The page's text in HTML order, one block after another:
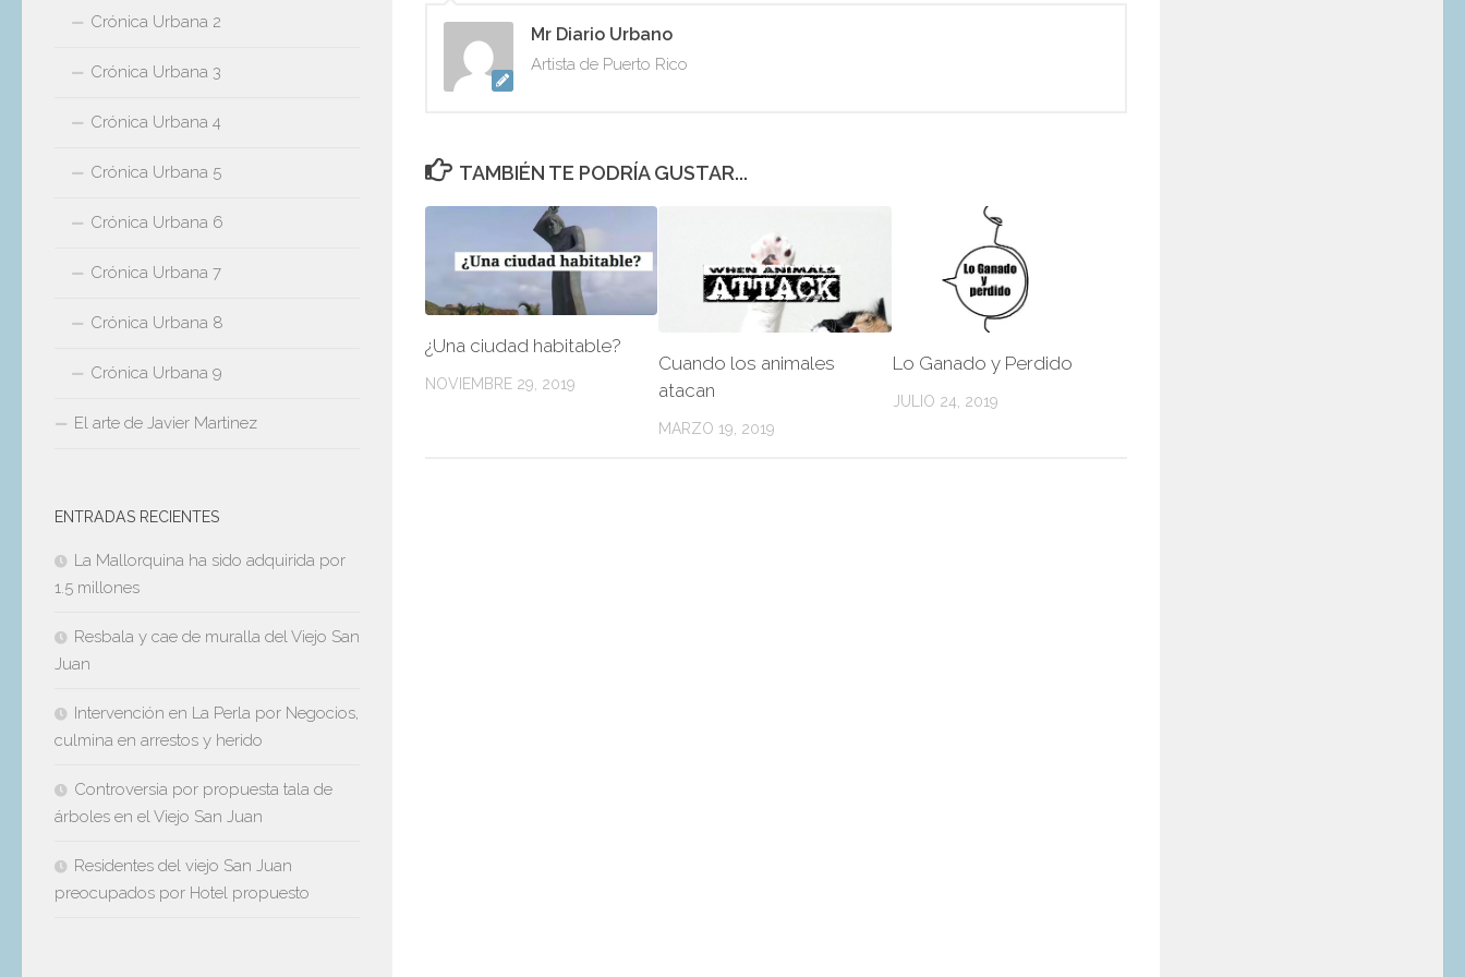
Mr Diario Urbano
Artista de Puerto Rico
TAMBIÉN TE PODRÍA GUSTAR...
¿Una ciudad habitable?
NOVIEMBRE 29, 2019
Cuando los animales
atacan
MARZO 19, 2019
Lo Ganado y Perdido
JULIO 24, 2019
Crónica Urbana 2
Crónica Urbana 3
Crónica Urbana 4
Crónica Urbana 5
Crónica Urbana 6
Crónica Urbana 7
Crónica Urbana 8
Crónica Urbana 9
El arte de Javier Martinez
ENTRADAS RECIENTES
La Mallorquina ha sido adquirida por
1.5 millones
Resbala y cae de muralla del Viejo San
Juan
Intervención en La Perla por Negocios,
culmina en arrestos y herido
Controversia por propuesta tala de
árboles en el Viejo San Juan
Residentes del viejo San Juan
preocupados por Hotel propuesto